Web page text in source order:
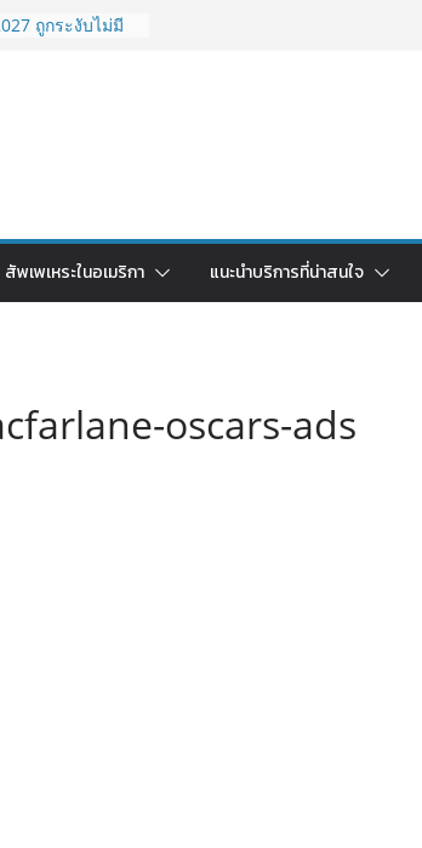
ถูกระงับไม่มี
คาคุ้มค่าที่สุด?
เมริกาเข้าเมือง
สัพเพเหระในอเมริกา แนะนำบริการที่น่าสนใจ
oscars-ads